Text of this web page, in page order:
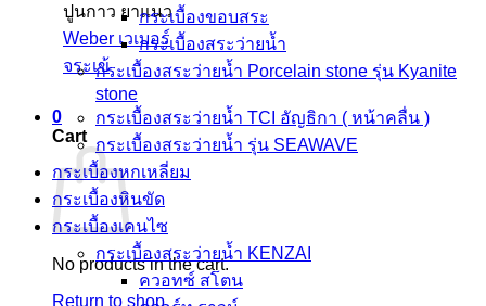
ปูนกาว ยาแนว
Weber เวเบอร์
จระเข้
0
Cart
No products in the cart.
Return to shop
กระเบื้องขอบสระ
กระเบื้องสระว่ายนํ้า
กระเบื้องสระว่ายนํ้า Porcelain stone รุ่น Kyanite
stone
กระเบื้องสระว่ายนํ้า TCI อัญธิกา ( หน้าคลื่น )
กระเบื้องสระว่ายนํ้า รุ่น SEAWAVE
กระเบื้องหกเหลี่ยม
กระเบื้องหินขัด
กระเบื้องเคนไซ
กระเบื้องสระว่ายน้ำ KENZAI
ควอทซ์ สโตน